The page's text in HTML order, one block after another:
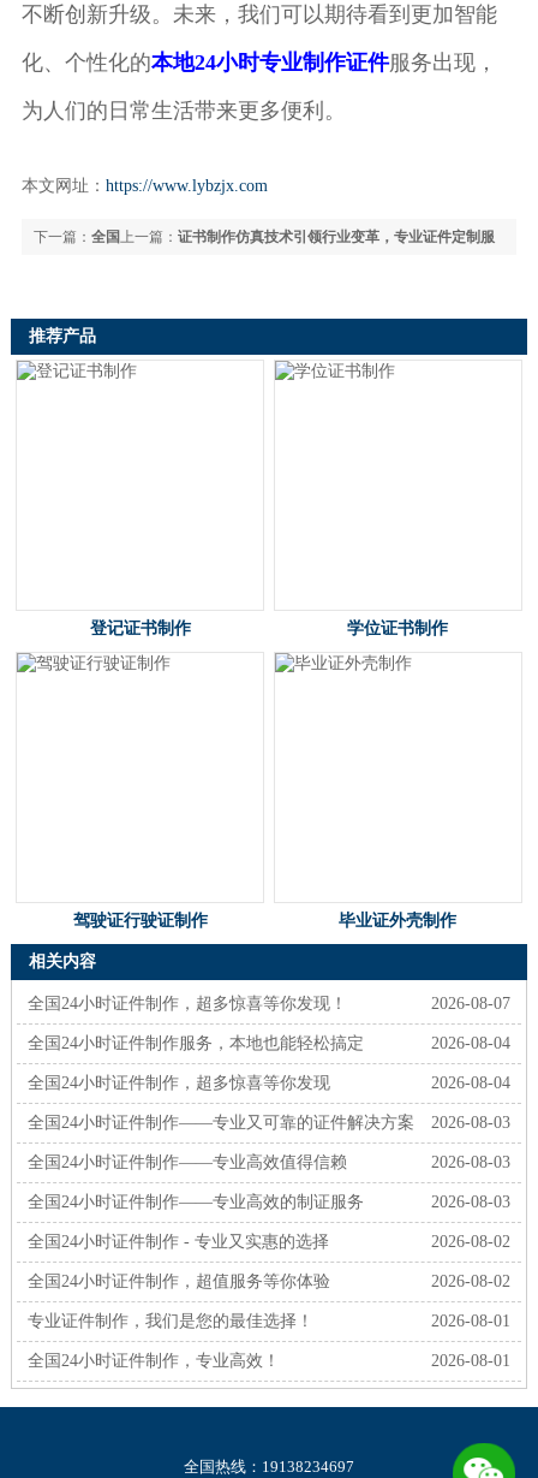
不断创新升级。未来，我们可以期待看到更加智能
化、个性化的本地24小时专业制作证件服务出现，
为人们的日常生活带来更多便利。
本文网址： https://www.lybzjx.com
上一篇：证书制作仿真技术引领行业变革，专业证件定制服
下一篇： 全国
推荐产品
登记证书制作 学位证书制作
驾驶证行驶证制作 毕业证外壳制作
相关内容
2026-08-07
全国24小时证件制作，超多惊喜等你发现！
2026-08-04
全国24小时证件制作服务，本地也能轻松搞定
2026-08-04
全国24小时证件制作，超多惊喜等你发现
2026-08-03
全国24小时证件制作——专业又可靠的证件解决方案
2026-08-03
全国24小时证件制作——专业高效值得信赖
2026-08-03
全国24小时证件制作——专业高效的制证服务
2026-08-02
全国24小时证件制作 - 专业又实惠的选择
2026-08-02
全国24小时证件制作，超值服务等你体验
2026-08-01
专业证件制作，我们是您的最佳选择！
2026-08-01
全国24小时证件制作，专业高效！
全国热线：19138234697